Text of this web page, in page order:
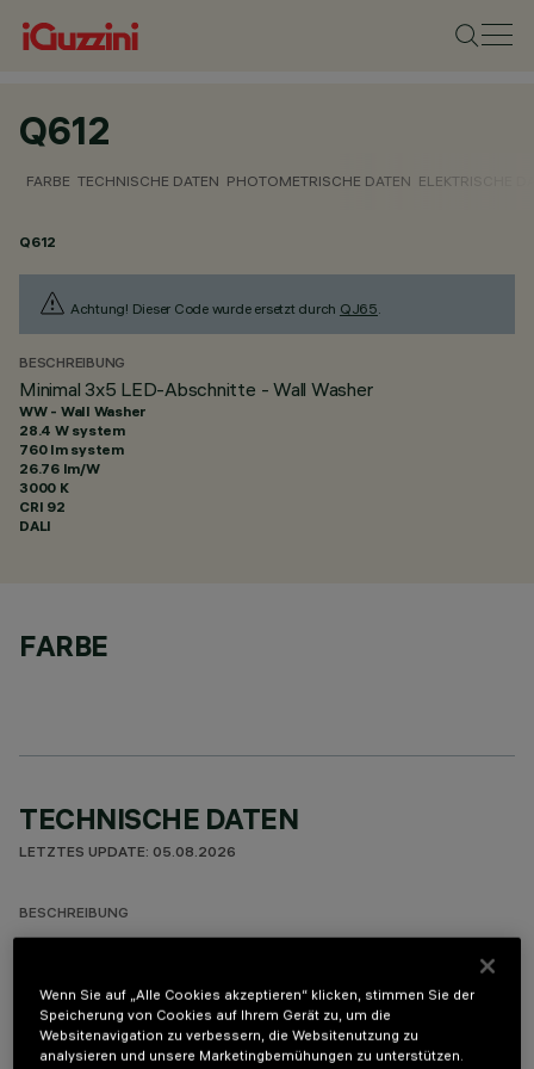
Q612
FARBE TECHNISCHE DATEN PHOTOMETRISCHE DATEN ELEKTRISCHE
Q612
Achtung! Dieser Code wurde ersetzt durch QJ65.
BESCHREIBUNG
Minimal 3x5 LED-Abschnitte - Wall Washer
WW - Wall Washer
28.4 W system
760 lm system
26.76 lm/W
3000 K
CRI 92
DALI
FARBE
TECHNISCHE DATEN
LETZTES UPDATE: 05.08.2026
BESCHREIBUNG
Miniaturisierte, lineare Einbauleuchte für LED. Trotz der sehr
kompakten Größe der Leuchte sorgt die patentierte
Technologie des optischen Systems für eine gleichmäßige
und leistungsstarke Bestrahlung von Wänden, die keine
Schattenzonen in Deckennähe erzeugt. Hauptkorpus mit
Wenn Sie auf „Alle Cookies akzeptieren“ klicken, stimmen Sie der
Speicherung von Cookies auf Ihrem Gerät zu, um die
Websitenavigation zu verbessern, die Websitenutzung zu
analysieren und unsere Marketingbemühungen zu unterstützen.